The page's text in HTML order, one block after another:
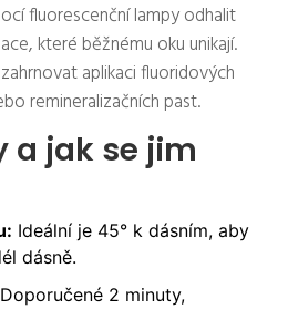
fluorescenční lampy odhalit
které běžnému oku unikají.
aplikaci fluoridových
remineralizačních past.
a jak se jim
Ideální je 45° k dásním, aby
dásně.
Doporučené 2 minuty,